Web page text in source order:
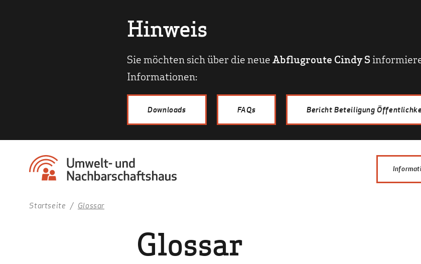
Hinweis
Sie möchten sich über die neueAbflugroute Cindy S
Informationen:
Downloads FAQs Bericht Beteiligung
Startseite Glossar
Glossar